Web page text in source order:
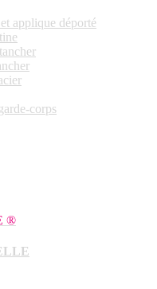
applique déporté
corps
®